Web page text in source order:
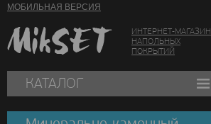
МОБИЛЬНАЯ ВЕРСИЯ
ИНТЕРНЕТ-МАГАЗИН
НАПОЛЬНЫХ
ПОКРЫТИЙ
КАТАЛОГ